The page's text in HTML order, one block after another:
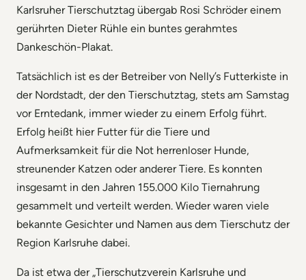
Karlsruher Tierschutztag übergab Rosi Schröder einem
gerührten Dieter Rühle ein buntes gerahmtes
Dankeschön-Plakat.
Tatsächlich ist es der Betreiber von Nelly’s Futterkiste in
der Nordstadt, der den Tierschutztag, stets am Samstag
vor Erntedank, immer wieder zu einem Erfolg führt.
Erfolg heißt hier Futter für die Tiere und
Aufmerksamkeit für die Not herrenloser Hunde,
streunender Katzen oder anderer Tiere. Es konnten
insgesamt in den Jahren 155.000 Kilo Tiernahrung
gesammelt und verteilt werden. Wieder waren viele
bekannte Gesichter und Namen aus dem Tierschutz der
Region Karlsruhe dabei.
Da ist etwa der „Tierschutzverein Karlsruhe und